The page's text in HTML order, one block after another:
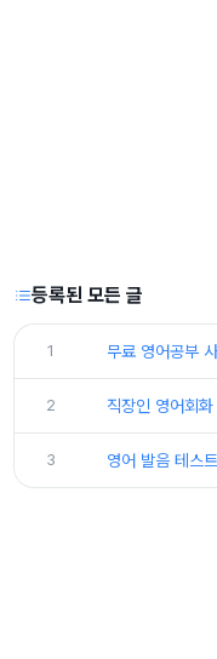
등록된 모든 글
1 무료 영어공부
2 직장인 영어회
3 영어 발음 테스